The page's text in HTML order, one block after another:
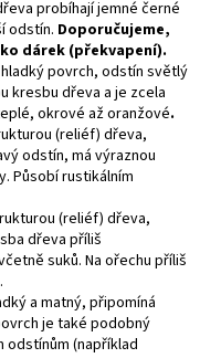
probíhají jemné černé
odstín. Doporučujeme,
dárek (překvapení).
povrch, odstín světlý
kresbu dřeva a je zcela
okrové až oranžové.
(reliéf) dřeva,
odstín, má výraznou
Působí rustikálním
(reliéf) dřeva,
dřeva příliš
suků. Na ořechu příliš
a matný, připomíná
je také podobný
odstínům (například